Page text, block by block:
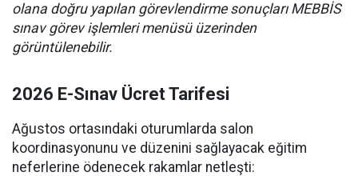
olana doğru yapılan görevlendirme sonuçları MEBBİS
sınav görev işlemleri menüsü üzerinden
görüntülenebilir.
2026 E-Sınav Ücret Tarifesi
Ağustos ortasındaki oturumlarda salon
koordinasyonunu ve düzenini sağlayacak eğitim
neferlerine ödenecek rakamlar netleşti: